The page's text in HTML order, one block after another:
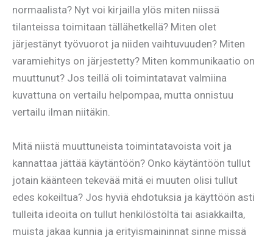
normaalista? Nyt voi kirjailla ylös miten niissä
tilanteissa toimitaan tällähetkellä? Miten olet
järjestänyt työvuorot ja niiden vaihtuvuuden? Miten
varamiehitys on järjestetty? Miten kommunikaatio on
muuttunut? Jos teillä oli toimintatavat valmiina
kuvattuna on vertailu helpompaa, mutta onnistuu
vertailu ilman niitäkin.
Mitä niistä muuttuneista toimintatavoista voit ja
kannattaa jättää käytäntöön? Onko käytäntöön tullut
jotain käänteen tekevää mitä ei muuten olisi tullut
edes kokeiltua? Jos hyviä ehdotuksia ja käyttöön asti
tulleita ideoita on tullut henkilöstöltä tai asiakkailta,
muista jakaa kunnia ja erityismaininnat sinne missä